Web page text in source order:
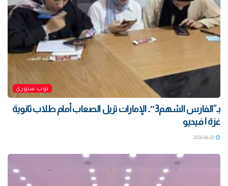
توب ستوري
بـ”الفارس الشهم3″.. الإمارات تزيل الصعاب أمام طلاب ثانوية
غزة | فيديو